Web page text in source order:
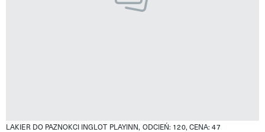
LAKIER DO PAZNOKCI INGLOT PLAYINN, ODCIEŃ: 120, CENA: 47